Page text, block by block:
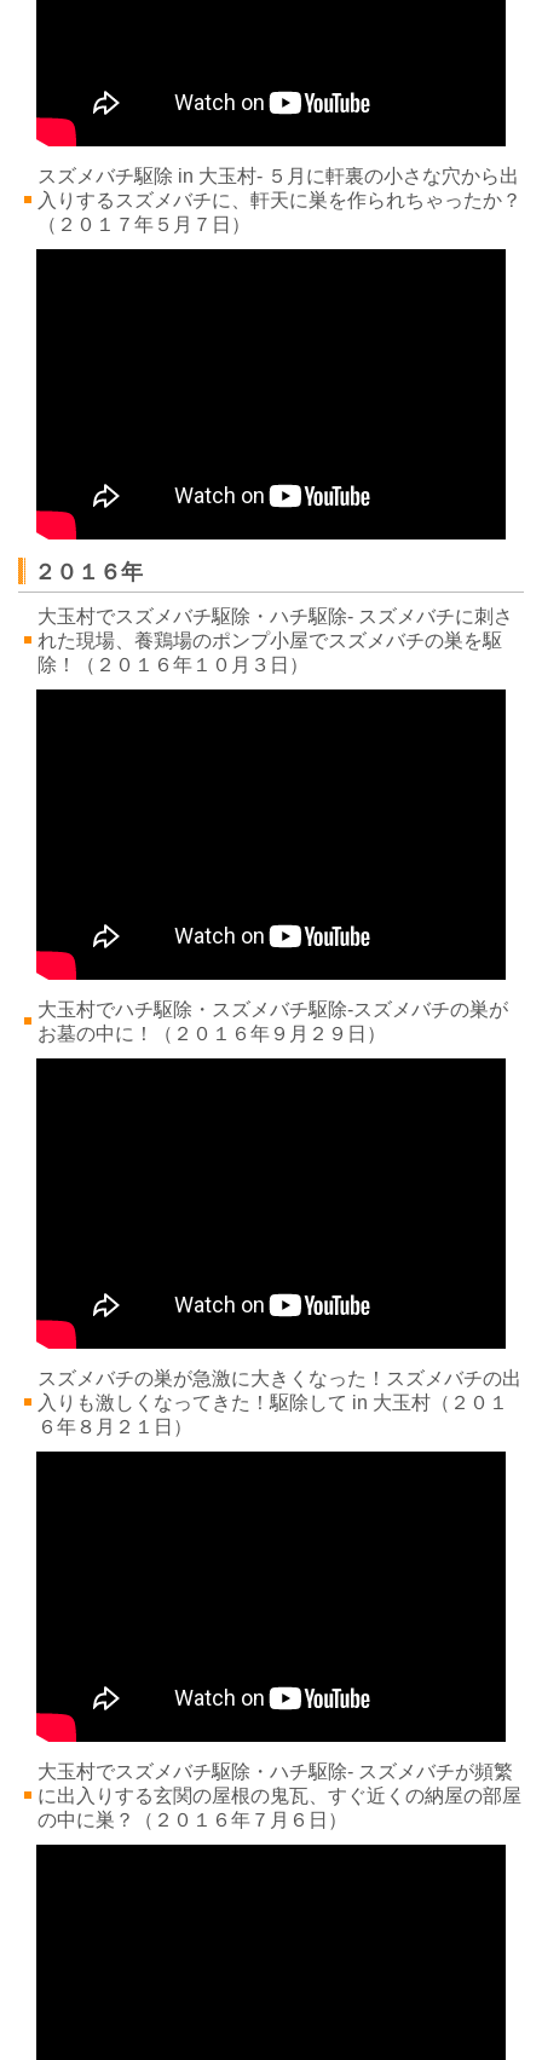
スズメバチ駆除 in 大玉村- ５月に軒裏の小さな穴から出
入りするスズメバチに、軒天に巣を作られちゃったか？
（２０１７年５ 月７ 日）
２０１６年
大玉村でスズメバチ駆除・ハチ駆除- スズメバチに刺さ
れた現場、養鶏場のポンプ小屋でスズメバチの巣を駆
除！
（２０１６ 年１０月３日）
大玉村でハチ駆除・スズメバチ駆除-スズメバチの巣が
お墓の中に！
（２０１６年９月２９ 日）
スズメバチの巣が急激に大きくなった！スズメバチの出
入りも激しくなってきた！駆除して in 大玉村 （２０１
６年８月２１ 日）
大玉村でスズメバチ駆除・ハチ駆除- スズメバチが頻繁
に出入りする玄関の屋根の鬼瓦、すぐ近くの納屋の部屋
の中に巣？
（２０１６年７ 月６ 日）